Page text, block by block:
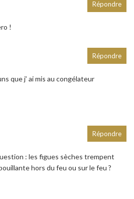
!
Répondre
que j’ ai mis au congélateur
Répondre
: les figues sèches trempent
hors du feu ou sur le feu ?
Répondre